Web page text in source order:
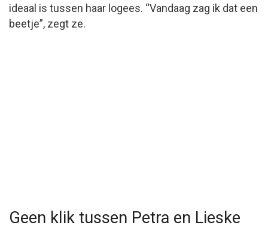
ideaal is tussen haar logees. “Vandaag zag ik dat een
beetje”, zegt ze.
Geen klik tussen Petra en Lieske